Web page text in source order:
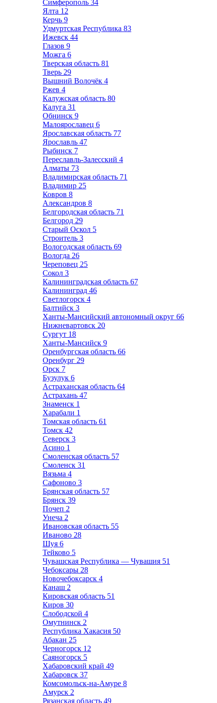
Симферополь 34
Ялта 12
Керчь 9
Удмуртская Республика 83
Ижевск 44
Глазов 9
Можга 6
Тверская область 81
Тверь 29
Вышний Волочёк 4
Ржев 4
Калужская область 80
Калуга 31
Обнинск 9
Малоярославец 6
Ярославская область 77
Ярославль 47
Рыбинск 7
Переславль-Залесский 4
Алматы 73
Владимирская область 71
Владимир 25
Ковров 8
Александров 8
Белгородская область 71
Белгород 29
Старый Оскол 5
Строитель 3
Вологодская область 69
Вологда 26
Череповец 25
Сокол 3
Калининградская область 67
Калининград 46
Светлогорск 4
Балтийск 3
Ханты-Мансийский автономный округ 66
Нижневартовск 20
Сургут 18
Ханты-Мансийск 9
Оренбургская область 66
Оренбург 29
Орск 7
Бузулук 6
Астраханская область 64
Астрахань 47
Знаменск 1
Харабали 1
Томская область 61
Томск 42
Северск 3
Асино 1
Смоленская область 57
Смоленск 31
Вязьма 4
Сафоново 3
Брянская область 57
Брянск 39
Почеп 2
Унеча 2
Ивановская область 55
Иваново 28
Шуя 6
Тейково 5
Чувашская Республика — Чувашия 51
Чебоксары 28
Новочебоксарск 4
Канаш 2
Кировская область 51
Киров 30
Слободской 4
Омутнинск 2
Республика Хакасия 50
Абакан 25
Черногорск 12
Саяногорск 5
Хабаровский край 49
Хабаровск 37
Комсомольск-на-Амуре 8
Амурск 2
Рязанская область 49